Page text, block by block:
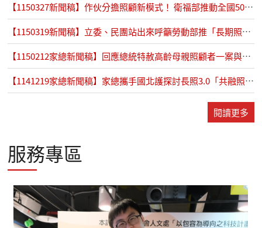
【1150327新聞稿】作伙分擔照顧新模式！ 衛福部推動全國50處互助喘息服務據點
【1150319新聞稿】立委、民團站出來呼籲勞動部推「長期照顧安排假」
【1150212家總新聞稿】回應總統特赦高齡母親照顧者一案與四項呼籲
【1141219家總新聞稿】家總攜手國北護探討長照3.0「共融照顧圈」的創新實踐
閱讀更多
服務專區